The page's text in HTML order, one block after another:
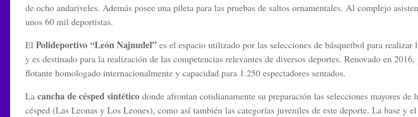
de ocho andariveles. Además posee una pileta para las pruebas de saltos ornamentales. Al complejo
unos 60 mil deportistas.
El Polideportivo “León Najnudel” es el espacio utilizado por las selecciones de básquetbol para realizar
y es destinado para la realización de las competencias relevantes de diversos deportes. Renovado en 2016,
flotante homologado internacionalmente y capacidad para 1.250 espectadores sentados.
La cancha de césped sintético donde afrontan cotidianamente su preparación las selecciones mayores de
césped (Las Leonas y Los Leones), como así también las categorías juveniles de este deporte. La base y